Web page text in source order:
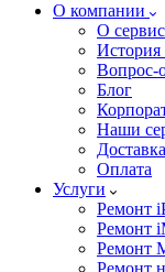
О компании
О
Вопрос-
Блог
Наши
Доставка
Оплата
Услуги
Ремонт
Ремонт
Ремонт
Ремонт